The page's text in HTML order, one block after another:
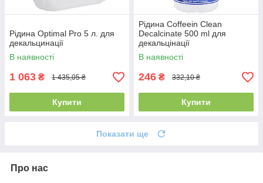
Рідина Optimal Pro 5 л. для
декальцинації
В наявності
1 063 ₴ 1 435,05 ₴
Купити
Рідина Coffeein Clean
Decalcinate 500 ml для
декальцінації
В наявності
246 ₴ 332,10 ₴
Купити
Показати ще
Про нас